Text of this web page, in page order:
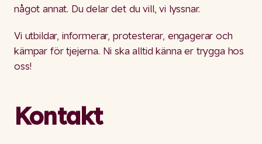
något annat. Du delar det du vill, vi lyssnar.
Vi utbildar, informerar, protesterar, engagerar och
kämpar för tjejerna. Ni ska alltid känna er trygga hos
oss!
Kontakt